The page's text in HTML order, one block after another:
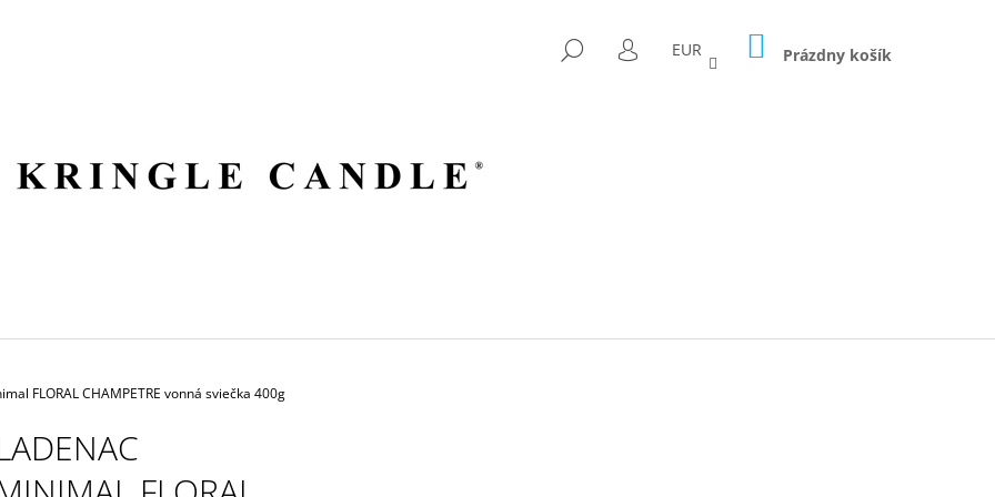
HĽADAŤ
PRIHLÁSENIE
EUR NÁKUPNÝ
KOŠÍK
Prázdny košík
FLORAL CHAMPETRE vonná sviečka 400g
HERMANOS APOTHECARY